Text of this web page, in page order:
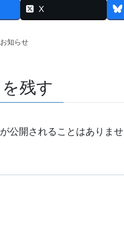
X
お知らせ
残す
公開されることはありませ